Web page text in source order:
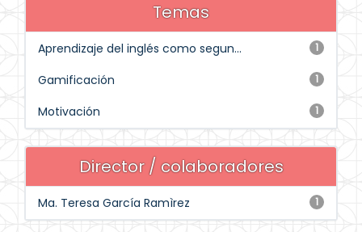
Temas
1
Aprendizaje del inglés como segun...
1
Gamificación
1
Motivación
Director / colaboradores
1
Ma. Teresa García Ramìrez